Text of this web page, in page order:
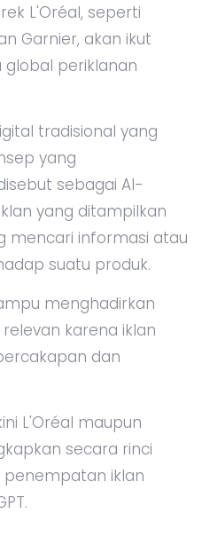
L'Oréal, seperti
Garnier, akan ikut
periklanan
tradisional yang
yang
sebagai AI-
yang ditampilkan
mencari informasi atau
suatu produk.
menghadirkan
karena iklan
dan
L'Oréal maupun
secara rinci
iklan